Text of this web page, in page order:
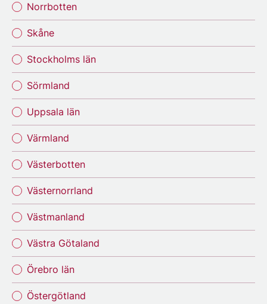
Norrbotten
Skåne
Stockholms län
Sörmland
Uppsala län
Värmland
Västerbotten
Västernorrland
Västmanland
Västra Götaland
Örebro län
Östergötland